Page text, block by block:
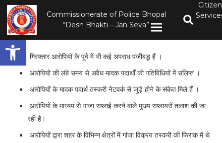
Open toolbar
Commissionerate of Police Bhopal
“Desh Bhakti – Jan Seva”
Citizen
गिरफ्तार आरोपियों के पूर्व में भी कई अपराध पंजीबद्ध हैं ।
आरोपियो की लंबे समय से अवैध मादक पदार्थों की गतिविधियों में संलिप्त ।
आरोपियों के मादक पदार्थ तस्करी नेटवर्क से जुड़े होने के संकेत मिले हैं ।
आरोपियों के माध्यम से गांजा सप्लाई करने वाले मुख्य सप्लायरों तलाश की जा
रही है।
आरोपियों द्वारा शहर के विभिन्न क्षेत्रों में गांजा विक्रय तस्करी की फिराक में थे